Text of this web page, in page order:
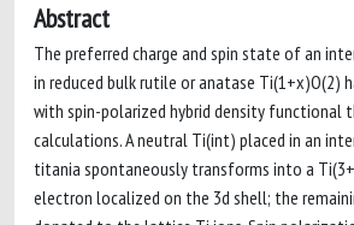
Abstract
The preferred charge and spin state of an
in reduced bulk rutile or anatase Ti(1+x)O(2)
with spin-polarized hybrid density functional
calculations. A neutral Ti(int) placed in an
titania spontaneously transforms into a
electron localized on the 3d shell; the